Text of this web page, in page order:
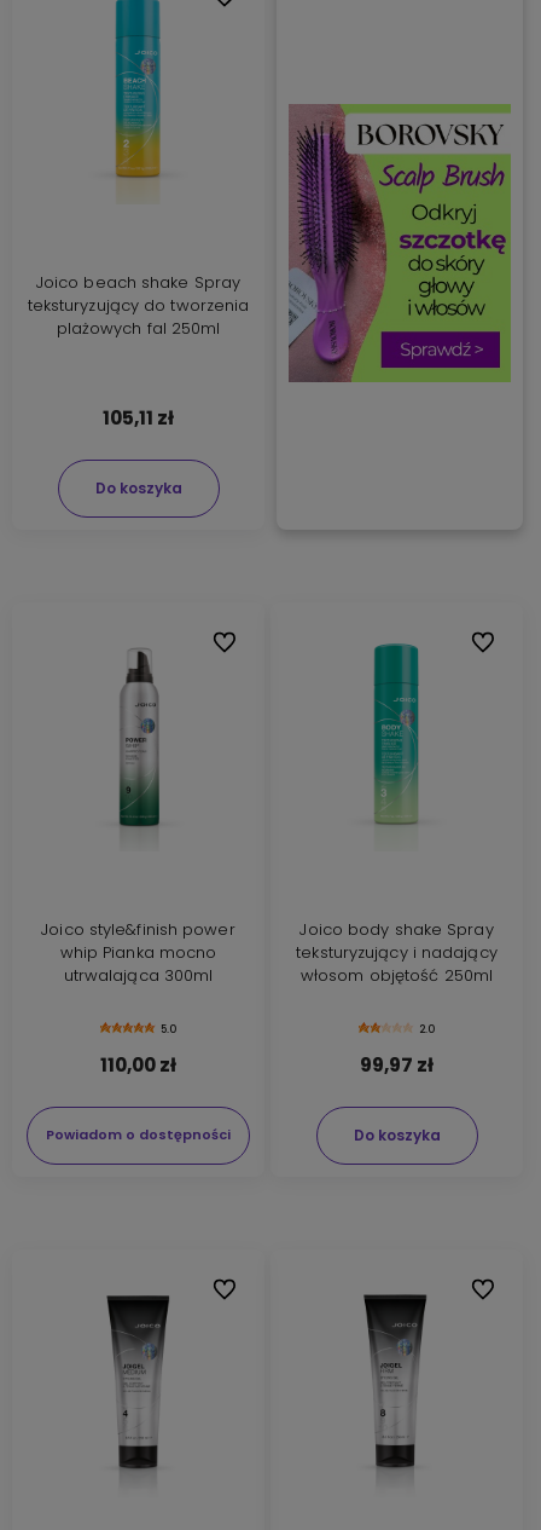
Joico beach shake Spray
teksturyzujący do tworzenia
plażowych fal 250ml
105,11 zł
Do koszyka
Joico style&finish power
whip Pianka mocno
utrwalająca 300ml
5.0
110,00 zł
Powiadom o dostępności
Do ulubionych
Joico body shake Spray
teksturyzujący i nadający
włosom objętość 250ml
2.0
99,97 zł
Do koszyka
Do
Do ulubionych Do